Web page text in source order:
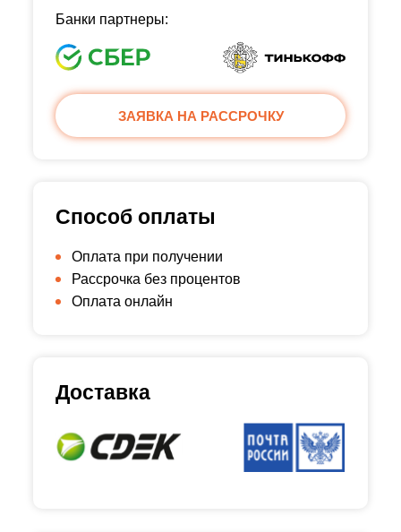
Банки партнеры:
ЗАЯВКА НА РАССРОЧКУ
Способ оплаты
Оплата при получении
Рассрочка без процентов
Оплата онлайн
Доставка